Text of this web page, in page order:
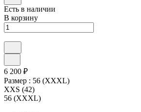
Есть в наличии
В корзину
6 200 ₽
Размер : 56 (XXXL)
XXS (42)
56 (XXXL)